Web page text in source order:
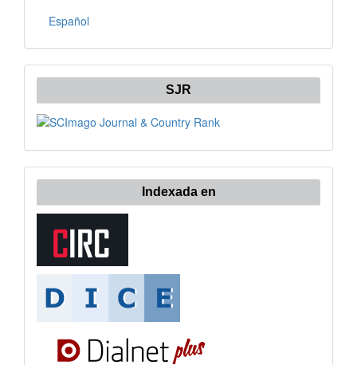
Español
SJR
Indexada en